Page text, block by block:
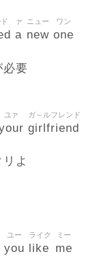
a
ァ
new
ニュー
one
ワン
必要
ユァ
girlfriend
ガ～ルフレンド
よ
you
ユー
like
ライク
me
ミー